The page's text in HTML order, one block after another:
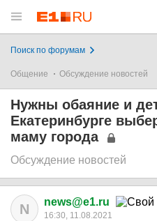
Поиск по форумам
Общение Обсуждение новостей
Нужны обаяние и
Екатеринбурге
маму города
Обсуждение новостей
N news@e1.ru
16:30, 11.08.2021